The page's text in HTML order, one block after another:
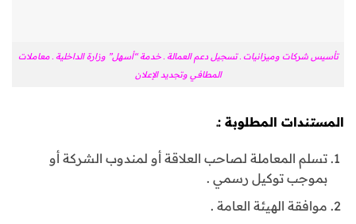
تأسيس شركات وميزانيات ـ تسجيل دعم العمالة ـ خدمة “أسهل” وزارة الداخلية ـ معاملات
المطافي وتجديد الإعلان
المستندات المطلوبة :ـ
تسلم المعاملة لصاحب العلاقة أو لمندوب الشركة أو
بموجب توكيل رسمي .
موافقة الهيئة العامة .